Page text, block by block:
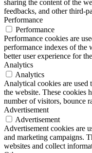
sharing the content of the
feedbacks, and other third-
Performance
Performance
Performance cookies are
performance indexes of the
better user experience for
Analytics
Analytics
Analytical cookies are used
the website. These cookies
number of visitors, bounce
Advertisement
Advertisement
Advertisement cookies are
and marketing campaigns.
websites and collect